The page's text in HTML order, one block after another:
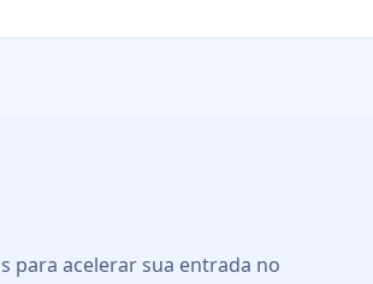
para acelerar sua entrada no